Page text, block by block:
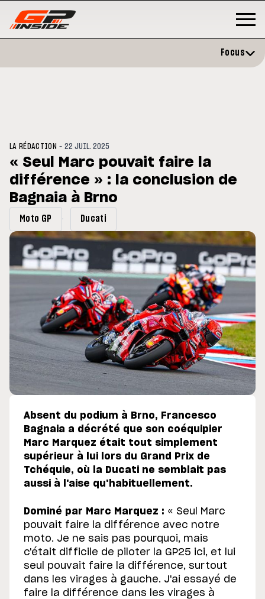
l'opération et vise un
en septembre
MOTOGP/ MOTO GP
Focus
LA RÉDACTION -22 JUIL. 2025
« Seul Marc pouvait faire la
différence » : la conclusion de
Bagnaia à Brno
Moto GP Ducati
Absent du podium à Brno, Francesco
Bagnaia a décrété que son coéquipier
Marc Marquez était tout simplement
supérieur à lui lors du Grand Prix de
Tchéquie, où la Ducati ne semblait pas
aussi à l'aise qu'habituellement.
Dominé par Marc Marquez : « Seul Marc
pouvait faire la différence avec notre
moto. Je ne sais pas pourquoi, mais
c'était difficile de piloter la GP25 ici, et lui
seul pouvait faire la différence, surtout
dans les virages à gauche. J'ai essayé de
faire la différence dans les virages à